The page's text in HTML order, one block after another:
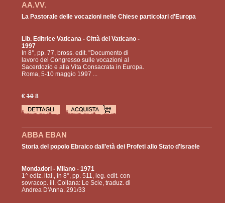
AA.VV.
La Pastorale delle vocazioni nelle Chiese particolari d'Europa
Lib. Editrice Vaticana- Città del Vaticano -
1997
In 8°, pp. 77, bross. edit. "Documento di
lavoro del Congresso sulle vocazioni al
Sacerdozio e alla Vita Consacrata in Europa.
Roma, 5-10 maggio 1997 ...
€108
ABBA EBAN
Storia del popolo Ebraico dall’età dei Profeti allo Stato d’Israele
Mondadori- Milano - 1971
1^ ediz. ital., in 8°, pp. 511, leg. edit. con
sovracop. ill. Collana: Le Scie, traduz. di
Andrea D'Anna. 291/33